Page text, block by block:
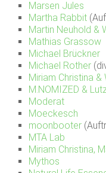
Marsen Jules
Martha Rabbit
Martin Neuhold &
Mathias Grassow
Michael Brückner
Michael Rother
Miriam Christina &
M.NOMIZED &
Moderat
Moeckesch
moonbooter
MTA Lab
Miriam Christina,
Mythos